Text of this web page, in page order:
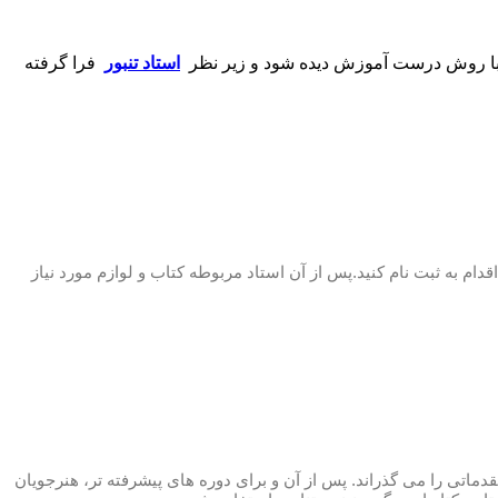
با روش درست آموزش دیده شود و زیر نظر استاد تنبور فرا گرفته
به ثبت نام کنید.پس از آن استاد مربوطه کتاب و لوازم مورد نیاز
را می گذراند. پس از آن و برای دوره های پیشرفته تر، هنرجویان